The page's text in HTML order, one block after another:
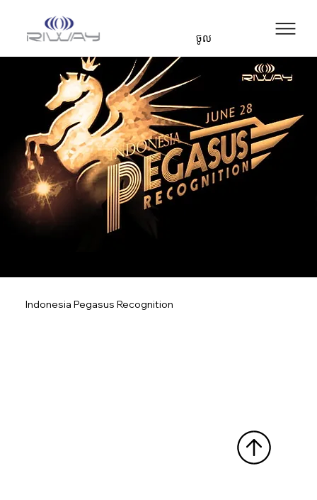
ចូល
Indonesia Pegasus Recognition